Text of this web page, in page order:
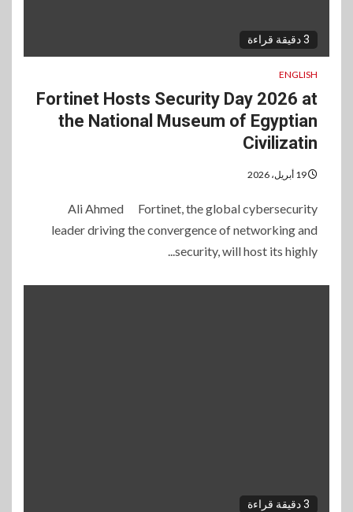
3 دقيقة قراءة
ENGLISH
Fortinet Hosts Security Day 2026 at
the National Museum of Egyptian
Civilizatin
Ali Ahmed Fortinet, the global cybersecurity
leader driving the convergence of networking and
security, will host its highly...
3 دقيقة قراءة